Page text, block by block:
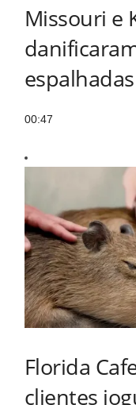
Missouri e
espalhadas
00:47
Florida
clientes